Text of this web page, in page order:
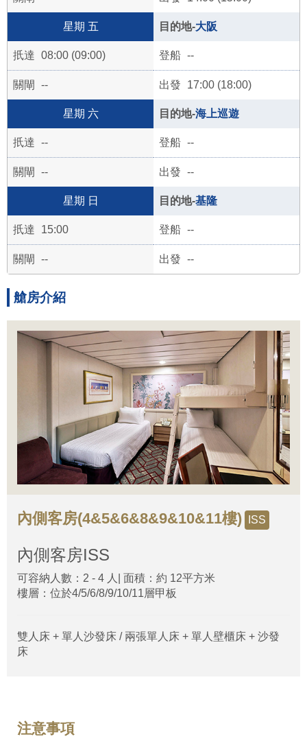
五 大阪
08:00 (09:00) --
-- 17:00 (18:00)
六 海上巡遊
-- --
-- --
日 基隆
15:00 --
-- --
艙房介紹
內側客房(4&5&6&8&9&10&11樓) ISS
內側客房ISS
可容納人數：2 - 4 人| 面積：約 12平方米
樓層：位於4/5/6/8/9/10/11層甲板
雙人床 + 單人沙發床 / 兩張單人床 + 單人壁櫃床 + 沙發
床
注意事項